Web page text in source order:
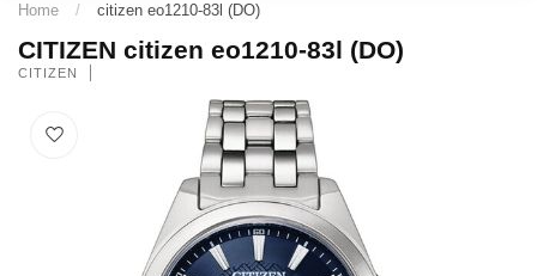
Home / citizen eo1210-83l (DO)
CITIZEN citizen eo1210-83l (DO)
CITIZEN